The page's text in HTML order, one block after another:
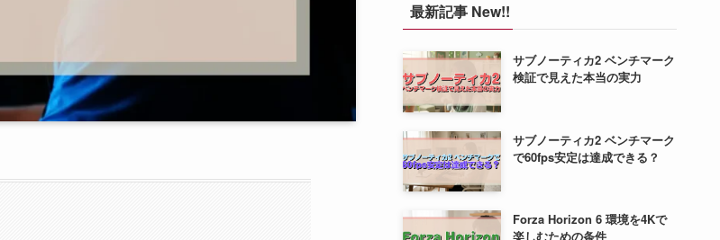
最新記事 New!!
サブノーティカ2 ベンチマーク
検証で見えた本当の実力
サブノーティカ2 ベンチマーク
で60fps安定は達成できる？
Forza Horizon 6 環境を4Kで
楽しむための条件